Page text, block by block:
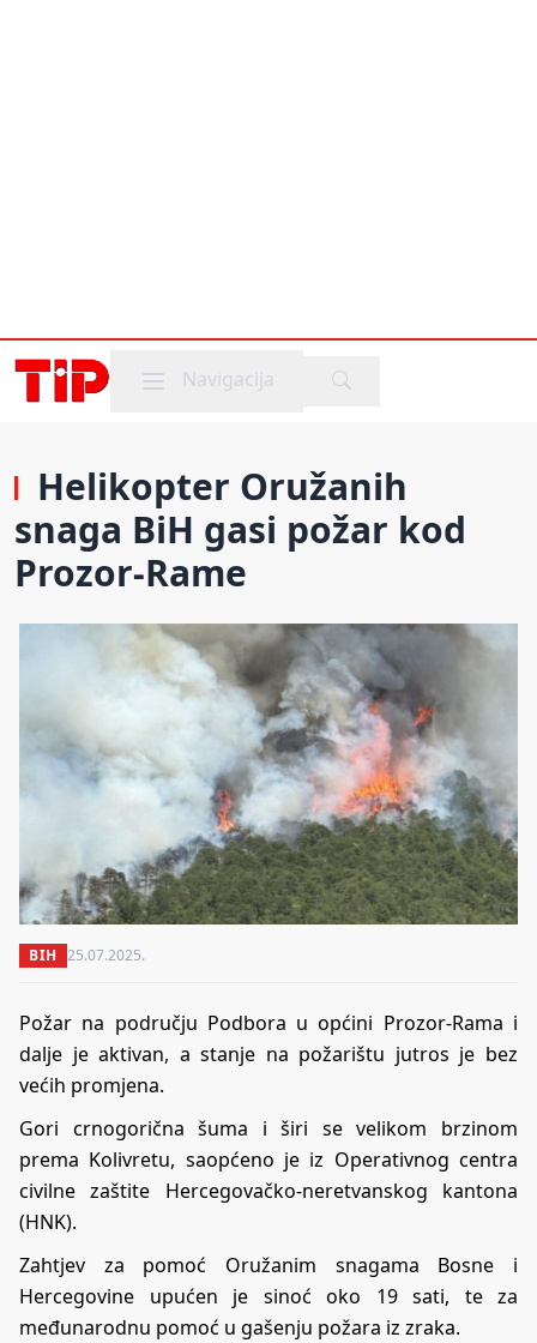
Mobile menu
Navigacija
Helikopter Oružanih
snaga BiH gasi požar kod
Prozor-Rame
BIH 25.07.2025.
Požar na području Podbora u općini Prozor-Rama i
dalje je aktivan, a stanje na požarištu jutros je bez
većih promjena.
Gori crnogorična šuma i širi se velikom brzinom
prema Kolivretu, saopćeno je iz Operativnog centra
civilne zaštite Hercegovačko-neretvanskog kantona
(HNK).
Zahtjev za pomoć Oružanim snagama Bosne i
Hercegovine upućen je sinoć oko 19 sati, te za
međunarodnu pomoć u gašenju požara iz zraka.